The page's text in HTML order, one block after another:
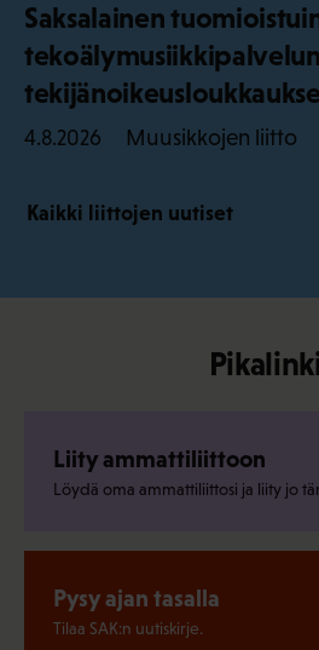
Saksalainen
4.8.2026 Muusikkojen liitto
Kaikki liittojen uutiset
Liity ammattiliittoon
Löydä oma ammattiliittosi ja liity jo
Pysy ajan tasalla
Tilaa SAK:n uutiskirje.